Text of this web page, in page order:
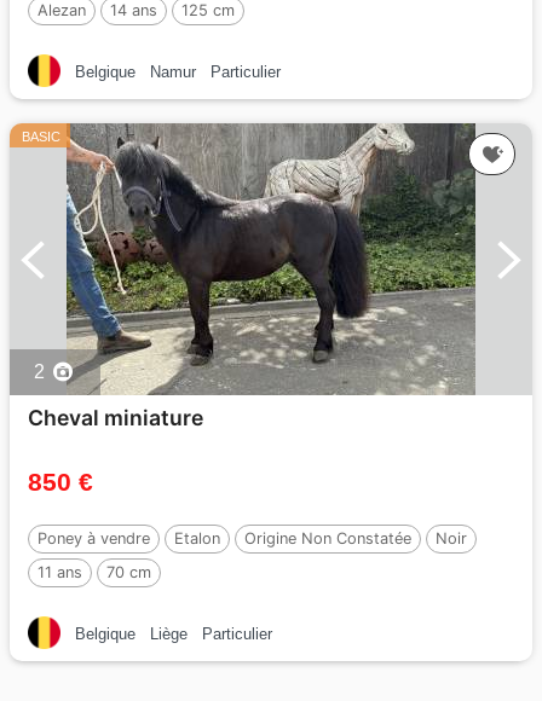
Alezan
14 ans 125 cm
Belgique Namur Particulier
BASIC
2
Cheval miniature
850 €
Poney à vendre Etalon Origine Non Constatée
Noir
11 ans
70 cm
Belgique Liège Particulier